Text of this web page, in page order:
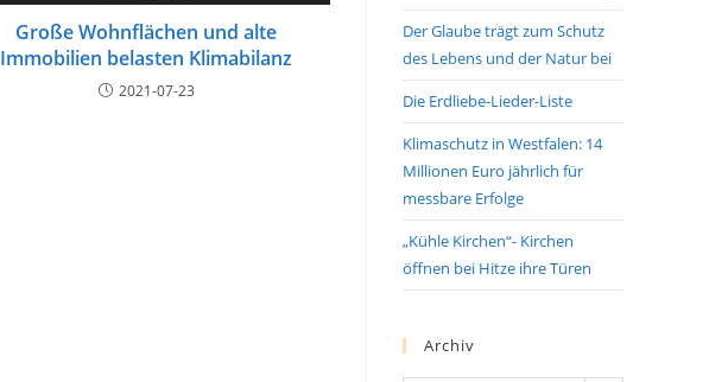
Große Wohnflächen und alte
Immobilien belasten Klimabilanz
2021-07-23
Der Glaube trägt zum Schutz
des Lebens und der Natur bei
Die Erdliebe-Lieder-Liste
Klimaschutz in Westfalen: 14
Millionen Euro jährlich für
messbare Erfolge
„Kühle Kirchen“- Kirchen
öffnen bei Hitze ihre Türen
Archiv